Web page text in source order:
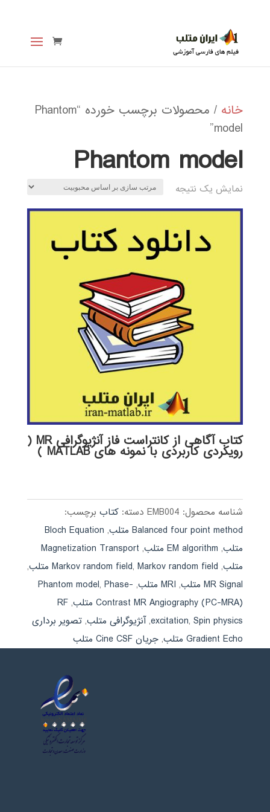
خانه
/ محصولات برچسب خورده “Phantom
model”
Phantom model
نمایش یک نتیجه
کتاب آگاهی از کانتراست فاز آنژیوگرافی MR (
رویکردی کاربردی با نمونه های MATLAB )
شناسه محصول: EMB004 دسته: کتاب برچسب:
Balanced four point method متلب
,
Bloch Equation
متلب, EM algorithm متلب ,
Magnetization Transport
متلب,
Markov random field,Markov random field متلب
,
MR Signal متلب
, MRI متلب ,
Phantom model,Phase-
Contrast MR Angiography (PC-MRA) متلب
,
RF
excitation,Spin physics
,آنژیوگرافی متلب, تصویر برداری
Gradient Echo متلب
, جریان Cine CSF متلب